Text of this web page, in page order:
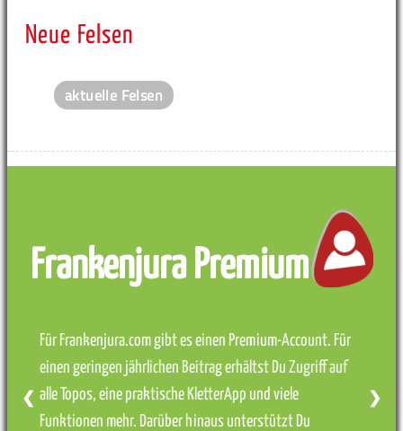
Neue Felsen
aktuelle Felsen
Frankenjura Premium
Für Frankenjura.com gibt es einen Premium-Account. Für
einen geringen jährlichen Beitrag erhältst Du Zugriff auf
alle Topos, eine praktische KletterApp und viele
Funktionen mehr. Darüber hinaus unterstützt Du
❮ ❯